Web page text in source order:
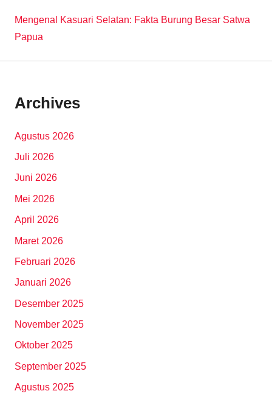
Mengenal Kasuari Selatan: Fakta Burung Besar Satwa
Papua
Archives
Agustus 2026
Juli 2026
Juni 2026
Mei 2026
April 2026
Maret 2026
Februari 2026
Januari 2026
Desember 2025
November 2025
Oktober 2025
September 2025
Agustus 2025